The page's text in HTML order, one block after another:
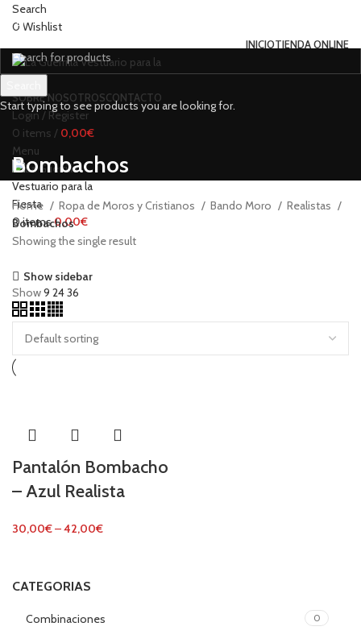
Search
0 Wishlist
INICIOTIENDA ONLINE
SOBRE NOSOTROSCONTACTO
Login / Register
0 items / 0,00€
Menu
0items0,00€
Bombachos
CATEGORIAS
Combinaciones 0
Home Ropa de Moros y Cristianos Bando Moro
Realistas
Bombachos
Showing the single result
Show sidebar
Show9 2436
Pantalón Bombacho
– Azul Realista
30,00€–42,00€
Start typing to see products you are looking for.